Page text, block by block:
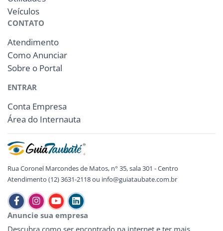
Veículos
CONTATO
Atendimento
Como Anunciar
Sobre o Portal
ENTRAR
Conta Empresa
Área do Internauta
Rua Coronel Marcondes de Matos, n° 35, sala 301 - Centro
Atendimento (12) 3631-2118 ou info@guiataubate.com.br
Anuncie sua empresa
Descubra como ser encontrado na internet e ter mais